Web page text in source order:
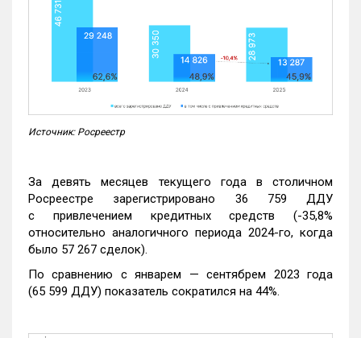
Источник: Росреестр
За девять месяцев текущего года в столичном
Росреестре зарегистрировано 36 759 ДДУ
с привлечением кредитных средств (-35,8%
относительно аналогичного периода 2024-го, когда
было 57 267 сделок).
По сравнению с январем — сентябрем 2023 года
(65 599 ДДУ) показатель сократился на 44%.